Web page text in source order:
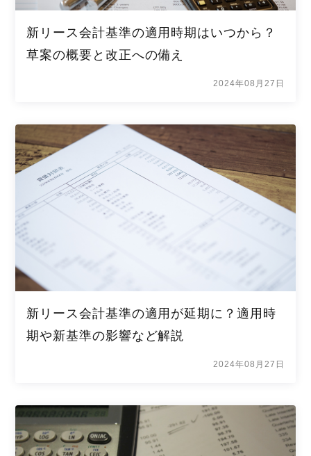
新リース会計基準の適用時期はいつから？
草案の概要と改正への備え
2024年08月27日
新リース会計基準の適用が延期に？適用時
期や新基準の影響など解説
2024年08月27日